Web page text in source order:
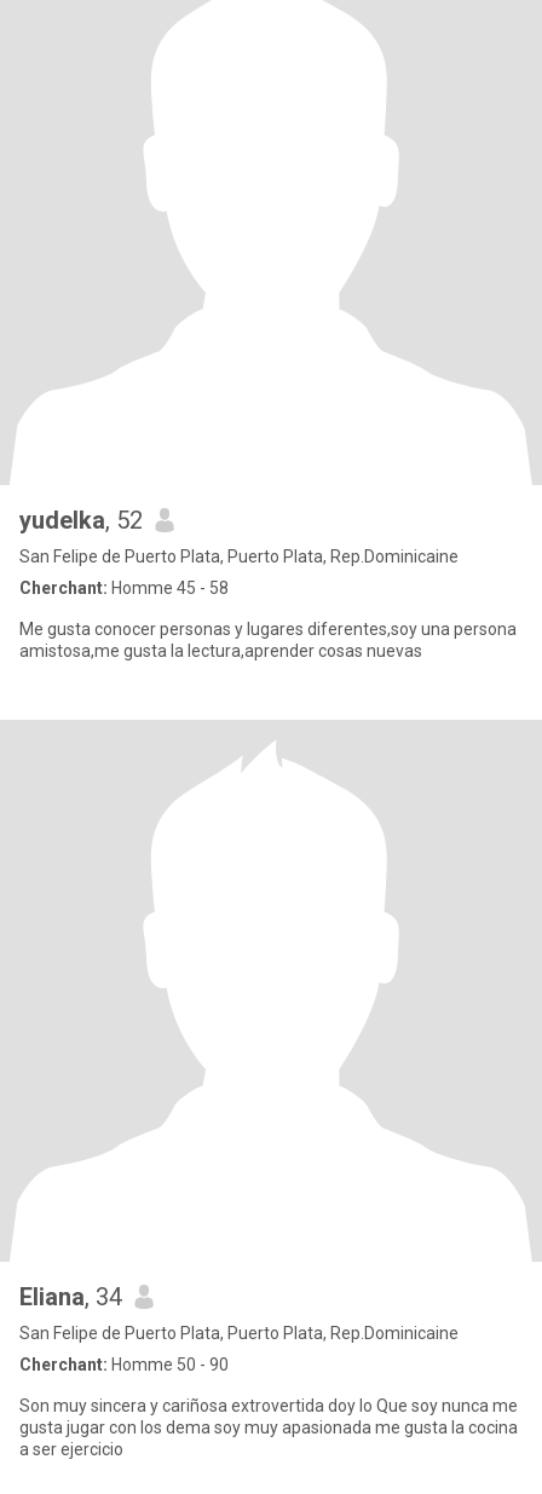
yudelka, 52
San Felipe de Puerto Plata, Puerto Plata, Rep.Dominicaine
Cherchant: Homme 45 - 58
Me gusta conocer personas y lugares diferentes,soy una persona
amistosa,me gusta la lectura,aprender cosas nuevas
Eliana, 34
San Felipe de Puerto Plata, Puerto Plata, Rep.Dominicaine
Cherchant: Homme 50 - 90
Son muy sincera y cariñosa extrovertida doy lo Que soy nunca me
gusta jugar con los dema soy muy apasionada me gusta la cocina
a ser ejercicio